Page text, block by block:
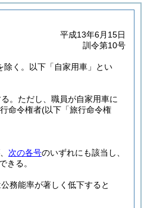
平成13年6月15日
訓令第10号
除く。以下「自家用車」とい
。 ただし、職員が自家用車に
命令権者(以下「旅行命令権
次の各号のいずれにも該当し、
きる。
務能率が著しく低下すると